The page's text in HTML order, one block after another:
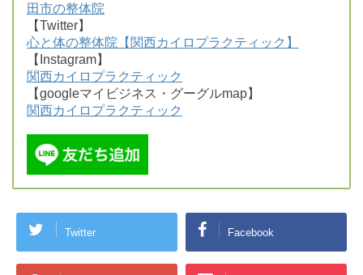
田市の整体院
【Twitter】
心と体の整体院【関西カイロプラクティック】
【Instagram】
関西カイロプラクティック
【googleマイビジネス・グーグルmap】
関西カイロプラクティック
Twitter Facebook